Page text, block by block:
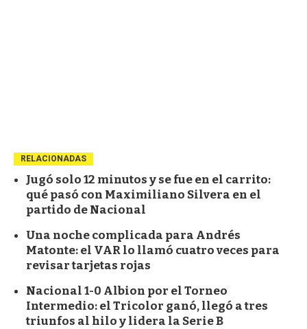
RELACIONADAS
Jugó solo 12 minutos y se fue en el carrito:
qué pasó con Maximiliano Silvera en el
partido de Nacional
Una noche complicada para Andrés
Matonte: el VAR lo llamó cuatro veces para
revisar tarjetas rojas
Nacional 1-0 Albion por el Torneo
Intermedio: el Tricolor ganó, llegó a tres
triunfos al hilo y lidera la Serie B